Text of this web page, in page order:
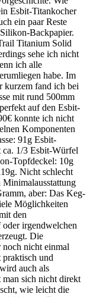
Esbit-Titankocher
ein paar Reste
Backpapier.
Titanium Solid
sehe ich nicht
ich alle
habe. Im
kurzem fand ich bei
mit rund 500mm
auf den Esbit-
konnte ich nicht
Komponenten
91g Esbit-
1/3 Esbit-Würfel
Topfdeckel: 10g
Nicht schlecht
aber: Das Keg-
Möglichkeiten
den
irgendwelchen
Die
noch nicht einmal
praktisch und
auch als
sich nicht direkt
wie leicht die